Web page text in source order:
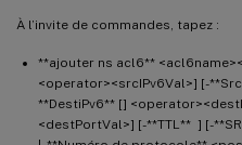
À l’invite de commandes, tapez :
**ajouter ns acl6**
<operator><srcIPv6Val>] [-
**DestiPv6** []
<destPortVal>] [-**TTL** ] [-